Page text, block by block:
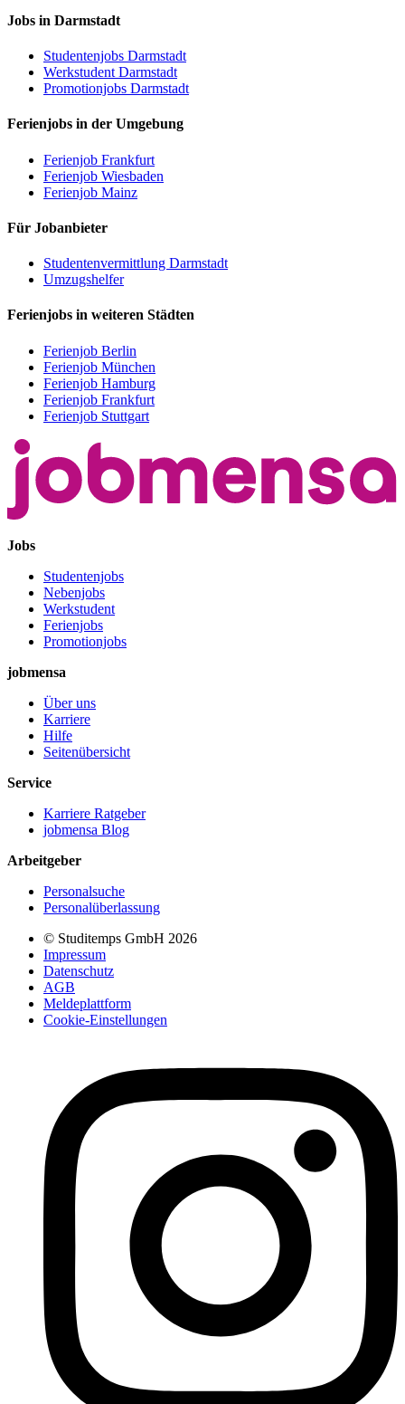
Jobs in Darmstadt
Studentenjobs Darmstadt
Werkstudent Darmstadt
Promotionjobs Darmstadt
Ferienjobs in der Umgebung
Ferienjob Frankfurt
Ferienjob Wiesbaden
Ferienjob Mainz
Für Jobanbieter
Studentenvermittlung Darmstadt
Umzugshelfer
Ferienjobs in weiteren Städten
Ferienjob Berlin
Ferienjob München
Ferienjob Hamburg
Ferienjob Frankfurt
Ferienjob Stuttgart
Jobs
Studentenjobs
Nebenjobs
Werkstudent
Ferienjobs
Promotionjobs
jobmensa
Über uns
Karriere
Hilfe
Seitenübersicht
Service
Karriere Ratgeber
jobmensa Blog
Arbeitgeber
Personalsuche
Personalüberlassung
© Studitemps GmbH 2026
Impressum
Datenschutz
AGB
Meldeplattform
Cookie-Einstellungen